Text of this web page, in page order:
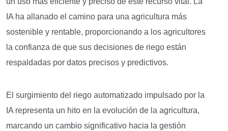
IA ha allanado el camino para una agricultura más
sostenible y rentable, proporcionando a los agricultores
la confianza de que sus decisiones de riego están
respaldadas por datos precisos y predictivos.
El surgimiento del riego automatizado impulsado por la
IA representa un hito en la evolución de la agricultura,
marcando un cambio significativo hacia la gestión